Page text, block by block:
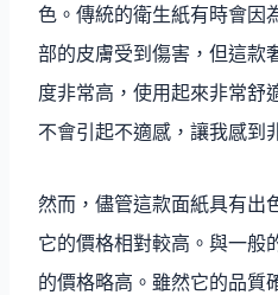
色。傳統的衛生紙有時會因
部的皮膚受到傷害，但這款
度非常高，使用起來非常舒
不會引起不適感，讓我感到
然而，儘管這款面紙具有出
它的價格相對較高。與一般
的價格略高。雖然它的品質